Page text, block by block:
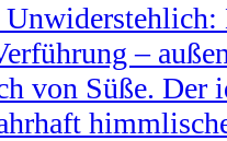
–
von Süße. Der